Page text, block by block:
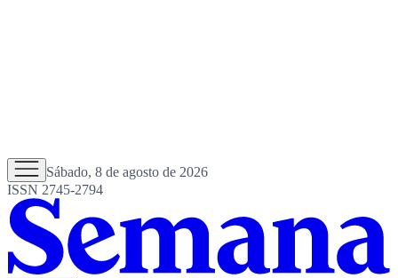
Sábado, 8 de agosto de 2026
ISSN 2745-2794